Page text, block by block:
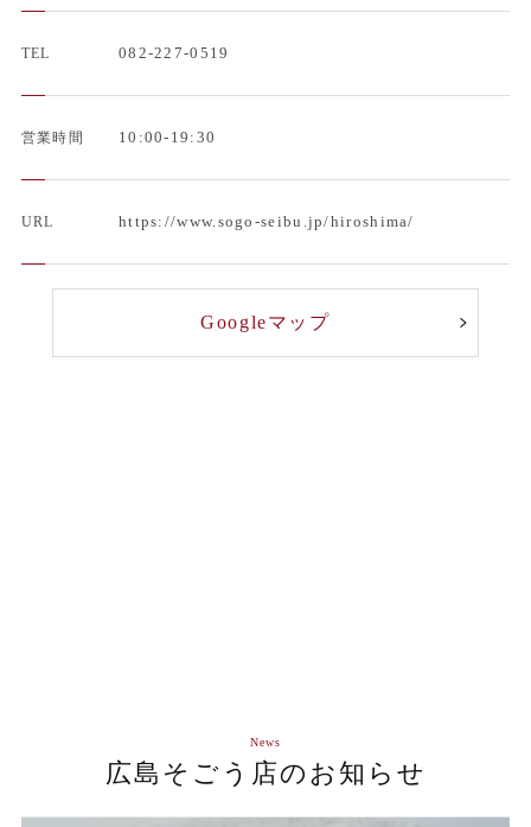
TEL 082-227-0519
営業時間 10:00-19:30
URL https://www.sogo-seibu.jp/hiroshima/
Googleマップ
広島そごう店のお知らせ
News